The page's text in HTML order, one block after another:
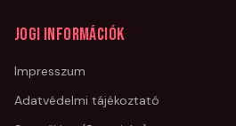
Jogi információk
Impresszum
Adatvédelmi tájékoztató